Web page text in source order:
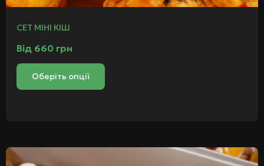
СЕТ МІНІ КІШ
Від 660 грн
Оберіть опції